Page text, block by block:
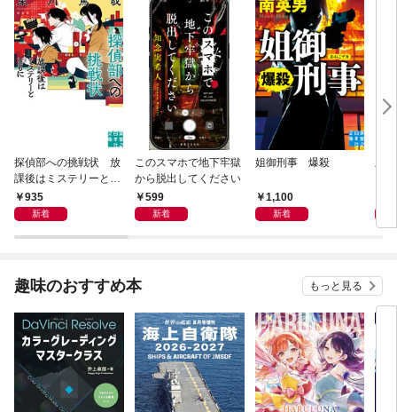
探偵部への挑戦状 放
課後はミステリーとと
もに 新装版
935
新着
このスマホで地下牢獄
から脱出してください
599
新着
姐御刑事 爆殺
1,100
新着
趣味のおすすめ本 もっと見る